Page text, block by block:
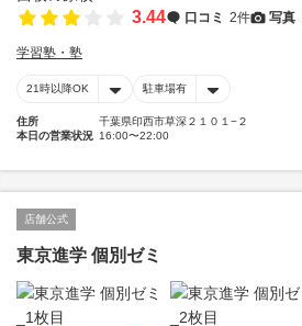
3.44 口コミ 2件 写真
学習塾・塾
21時以降OK 駐車場有
住所
千葉県印西市草深２１０１−２
本日の営業状況 16:00〜22:00
店舗公式
東京進学 個別ゼミ